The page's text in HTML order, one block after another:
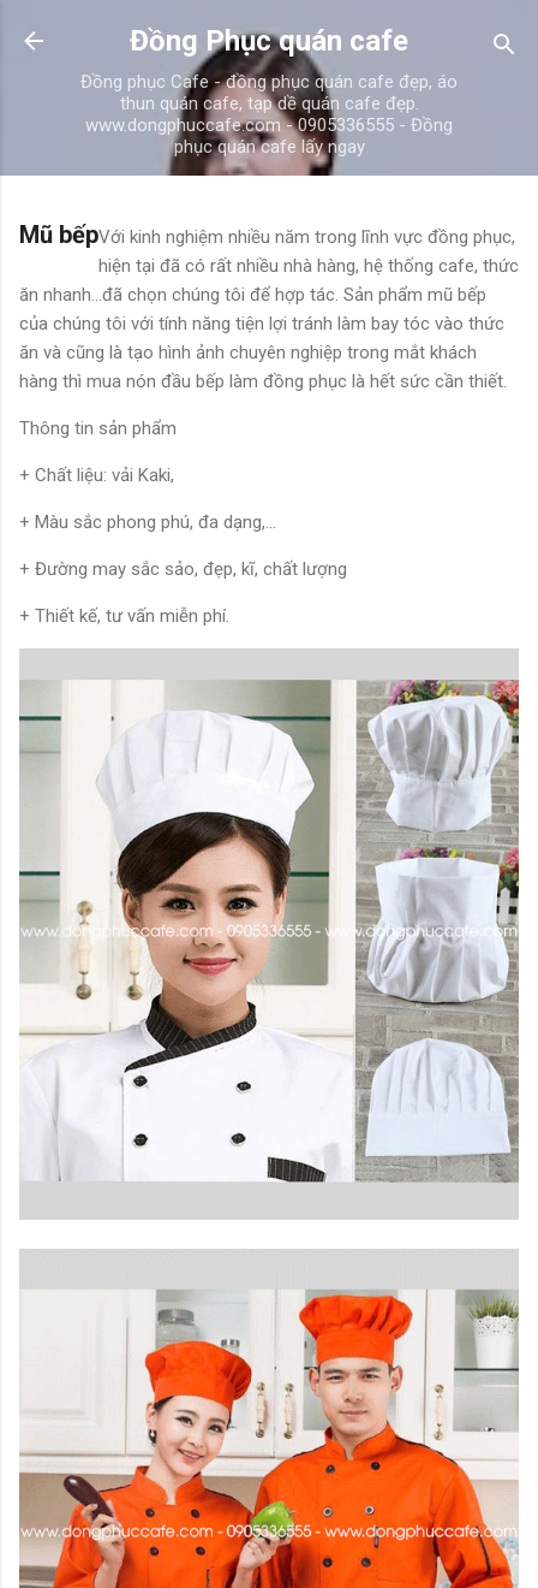
Chuyển đến nội dung chính
Đồng Phục quán cafe
Đồng phục Cafe - đồng phục quán cafe đẹp, áo
thun quán cafe, tạp dề quán cafe đẹp.
www.dongphuccafe.com - 0905336555 - Đồng
phục quán cafe lấy ngay
Mũ bếpVới kinh nghiệm nhiều năm trong lĩnh vực đồng phục,
hiện tại đã có rất nhiều nhà hàng, hệ thống cafe, thức
ăn nhanh…đã chọn chúng tôi để hợp tác. Sản phẩm mũ bếp
của chúng tôi với tính năng tiện lợi tránh làm bay tóc vào thức
ăn và cũng là tạo hình ảnh chuyên nghiệp trong mắt khách
hàng thì mua nón đầu bếp làm đồng phục là hết sức cần thiết.
Thông tin sản phẩm
+ Chất liệu: vải Kaki,
+ Màu sắc phong phú, đa dạng,...
+ Đường may sắc sảo, đẹp, kĩ, chất lượng
+ Thiết kế, tư vấn miễn phí.